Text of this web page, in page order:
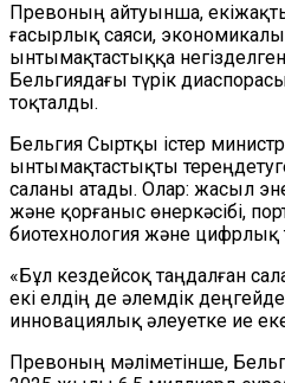
Превоның айтуынша,
ғасырлық саяси,
ынтымақтастыққа
Бельгиядағы түрік
тоқталды.
Бельгия Сыртқы істер
ынтымақтастықты
саланы атады. Олар: жасыл
және қорғаныс өнеркәсібі,
биотехнология және цифрлық
«Бұл кездейсоқ таңдалған
екі елдің де әлемдік
инновациялық әлеуетке ие
Превоның мәліметінше,